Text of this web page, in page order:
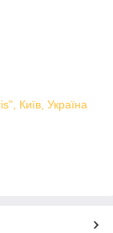
Київ, Україна